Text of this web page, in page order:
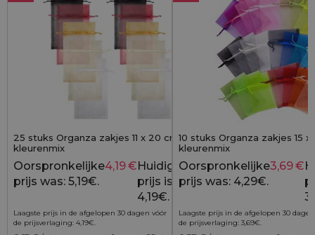
25 stuks Organza zakjes 11 x 20 cm -
kleurenmix
5,19 €
Oorspronkelijke
prijs was: 5,19€.
4,19€Huidige
prijs is:
4,19€.
Laagste prijs in de afgelopen 30 dagen vóór
de prijsverlaging: 4,19€
10 stuks Organza zakjes 15 x
kleurenmix
Oorspronkelijke
prijs was: 4,29€.
3,69€
Laagste prijs in de afgelopen 30
de prijsverlaging: 3,69€